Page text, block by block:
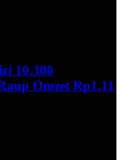
10.300
Omzet Rp1,11